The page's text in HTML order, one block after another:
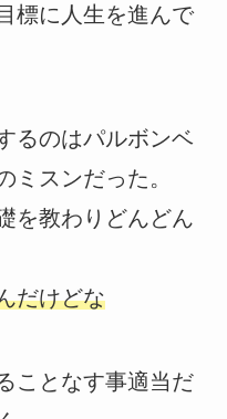
標に人生を進んで
るのはパルボンベ
ミスンだった。
を教わりどんどん
だけどな
ことなす事適当だ